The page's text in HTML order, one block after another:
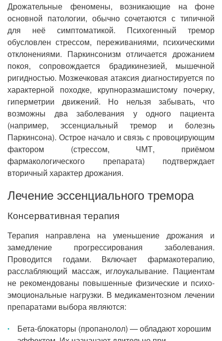
Дрожательные феномены, возникающие на фоне
основной патологии, обычно сочетаются с типичной
для неё симптоматикой. Психогенный тремор
обусловлен стрессом, переживаниями, психическими
отклонениями. Паркинсонизм отличается дрожанием
покоя, сопровождается брадикинезией, мышечной
ригидностью. Мозжечковая атаксия диагностируется по
характерной походке, крупноразмашистому почерку,
гиперметрии движений. Но нельзя забывать, что
возможны два заболевания у одного пациента
(например, эссенциальный тремор и болезнь
Паркинсона). Острое начало и связь с провоцирующим
фактором (стрессом, ЧМТ, приёмом
фармакологического препарата) подтверждает
вторичный характер дрожания.
Лечение эссенциального тремора
Консервативная терапия
Терапия направлена на уменьшение дрожания и
замедление прогрессирования заболевания.
Проводится годами. Включает фармакотерапию,
расслабляющий массаж, иглоукалывание. Пациентам
не рекомендованы повышенные физические и психо-
эмоциональные нагрузки. В медикаментозном лечении
препаратами выбора являются:
Бета-блокаторы (пропанолол) — обладают хорошим